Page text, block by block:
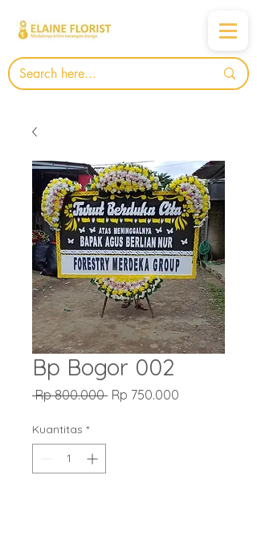
Bp Bogor 002
Rp 800.000 Harga
Rp 750.000
Kuantitas *